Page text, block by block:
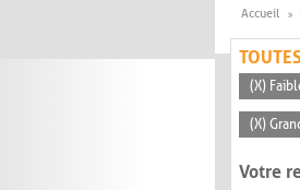
Accueil
(X)
(X)
Votre